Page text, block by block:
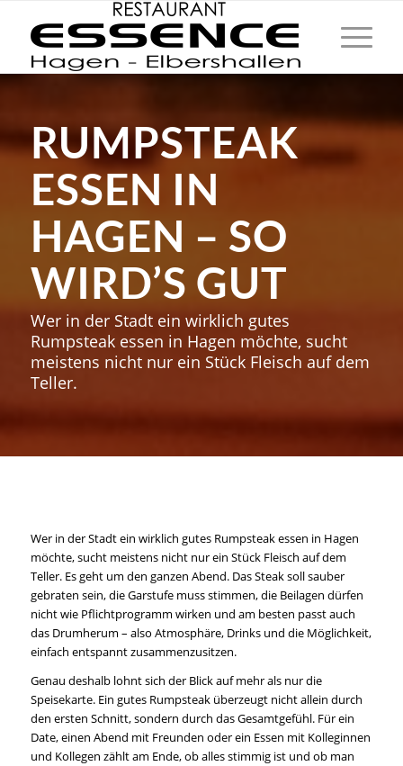
RUMPSTEAK
ESSEN IN
HAGEN – SO
WIRD’S GUT
Wer in der Stadt ein wirklich gutes
Rumpsteak essen in Hagen möchte, sucht
meistens nicht nur ein Stück Fleisch auf dem
Teller.
Wer in der Stadt ein wirklich gutes Rumpsteak essen in Hagen
möchte, sucht meistens nicht nur ein Stück Fleisch auf dem
Teller. Es geht um den ganzen Abend. Das Steak soll sauber
gebraten sein, die Garstufe muss stimmen, die Beilagen dürfen
nicht wie Pflichtprogramm wirken und am besten passt auch
das Drumherum – also Atmosphäre, Drinks und die Möglichkeit,
einfach entspannt zusammenzusitzen.
Genau deshalb lohnt sich der Blick auf mehr als nur die
Speisekarte. Ein gutes Rumpsteak überzeugt nicht allein durch
den ersten Schnitt, sondern durch das Gesamtgefühl. Für ein
Date, einen Abend mit Freunden oder ein Essen mit Kolleginnen
und Kollegen zählt am Ende, ob alles stimmig ist und ob man